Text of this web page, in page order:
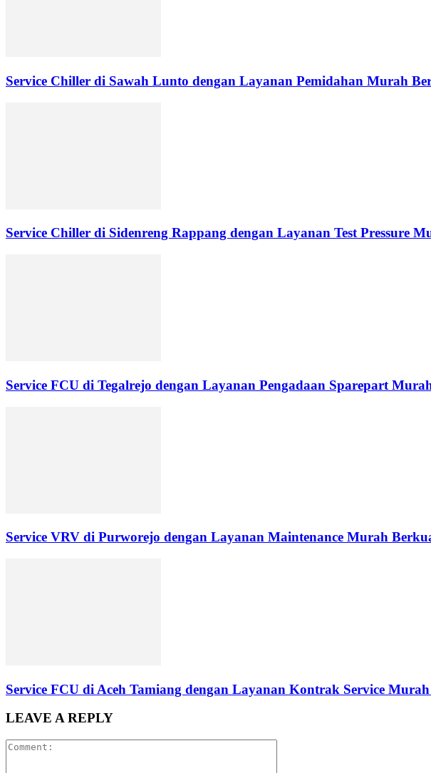
Service Chiller di Sawah Lunto dengan Layanan Pemidahan Murah
Service Chiller di Sidenreng Rappang dengan Layanan Test Pressure
Service FCU di Tegalrejo dengan Layanan Pengadaan Sparepart
Service VRV di Purworejo dengan Layanan Maintenance Murah
Service FCU di Aceh Tamiang dengan Layanan Kontrak Service
LEAVE A REPLY